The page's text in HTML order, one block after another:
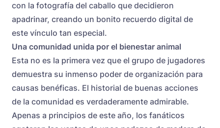
con la fotografía del caballo que decidieron
apadrinar, creando un bonito recuerdo digital de
este vínculo tan especial.
Una comunidad unida por el bienestar animal
Esta no es la primera vez que el grupo de jugadores
demuestra su inmenso poder de organización para
causas benéficas. El historial de buenas acciones
de la comunidad es verdaderamente admirable.
Apenas a principios de este año, los fanáticos